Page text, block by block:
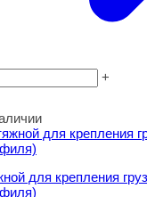
+
для крепления
для крепления